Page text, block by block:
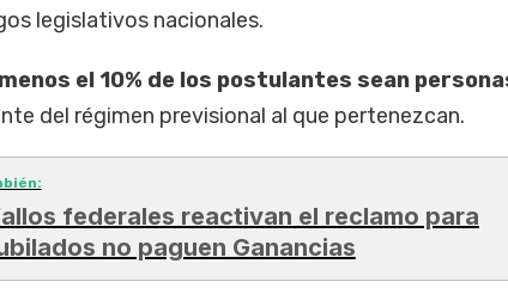
legislativos nacionales.
el 10% de los postulantes sean
del régimen previsional al que pertenezcan.
federales reactivan el reclamo para
no paguen Ganancias